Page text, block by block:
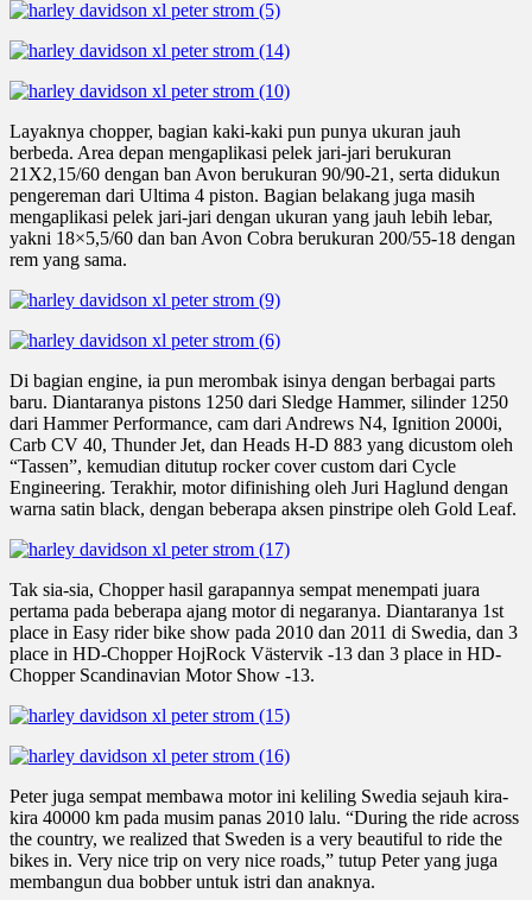
Layaknya chopper, bagian kaki-kaki pun punya ukuran jauh
berbeda. Area depan mengaplikasi pelek jari-jari berukuran
21X2,15/60 dengan ban Avon berukuran 90/90-21, serta didukun
pengereman dari Ultima 4 piston. Bagian belakang juga masih
mengaplikasi pelek jari-jari dengan ukuran yang jauh lebih lebar,
yakni 18×5,5/60 dan ban Avon Cobra berukuran 200/55-18 dengan
rem yang sama.
Di bagian engine, ia pun merombak isinya dengan berbagai parts
baru. Diantaranya pistons 1250 dari Sledge Hammer, silinder 1250
dari Hammer Performance, cam dari Andrews N4, Ignition 2000i,
Carb CV 40, Thunder Jet, dan Heads H-D 883 yang dicustom oleh
“Tassen”, kemudian ditutup rocker cover custom dari Cycle
Engineering. Terakhir, motor difinishing oleh Juri Haglund dengan
warna satin black, dengan beberapa aksen pinstripe oleh Gold Leaf.
Tak sia-sia, Chopper hasil garapannya sempat menempati juara
pertama pada beberapa ajang motor di negaranya. Diantaranya 1st
place in Easy rider bike show pada 2010 dan 2011 di Swedia, dan 3
place in HD-Chopper HojRock Västervik -13 dan 3 place in HD-
Chopper Scandinavian Motor Show -13.
Peter juga sempat membawa motor ini keliling Swedia sejauh kira-
kira 40000 km pada musim panas 2010 lalu. “During the ride across
the country, we realized that Sweden is a very beautiful to ride the
bikes in. Very nice trip on very nice roads,” tutup Peter yang juga
membangun dua bobber untuk istri dan anaknya.